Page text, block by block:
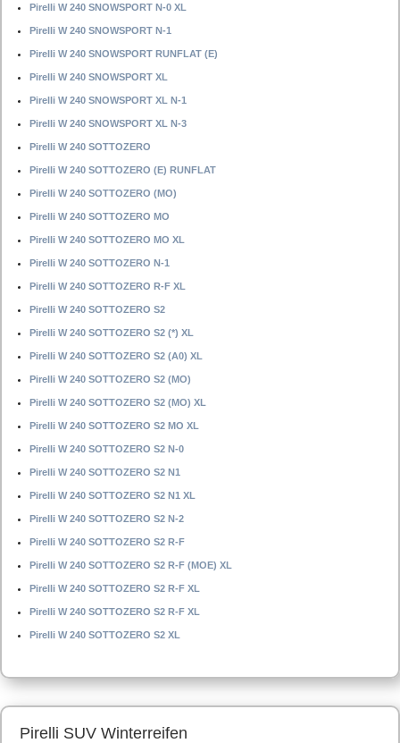
Pirelli W 240 SNOWSPORT N-0 XL
Pirelli W 240 SNOWSPORT N-1
Pirelli W 240 SNOWSPORT RUNFLAT (E)
Pirelli W 240 SNOWSPORT XL
Pirelli W 240 SNOWSPORT XL N-1
Pirelli W 240 SNOWSPORT XL N-3
Pirelli W 240 SOTTOZERO
Pirelli W 240 SOTTOZERO (E) RUNFLAT
Pirelli W 240 SOTTOZERO (MO)
Pirelli W 240 SOTTOZERO MO
Pirelli W 240 SOTTOZERO MO XL
Pirelli W 240 SOTTOZERO N-1
Pirelli W 240 SOTTOZERO R-F XL
Pirelli W 240 SOTTOZERO S2
Pirelli W 240 SOTTOZERO S2 (*) XL
Pirelli W 240 SOTTOZERO S2 (A0) XL
Pirelli W 240 SOTTOZERO S2 (MO)
Pirelli W 240 SOTTOZERO S2 (MO) XL
Pirelli W 240 SOTTOZERO S2 MO XL
Pirelli W 240 SOTTOZERO S2 N-0
Pirelli W 240 SOTTOZERO S2 N1
Pirelli W 240 SOTTOZERO S2 N1 XL
Pirelli W 240 SOTTOZERO S2 N-2
Pirelli W 240 SOTTOZERO S2 R-F
Pirelli W 240 SOTTOZERO S2 R-F (MOE) XL
Pirelli W 240 SOTTOZERO S2 R-F XL
Pirelli W 240 SOTTOZERO S2 R-F XL
Pirelli W 240 SOTTOZERO S2 XL
Pirelli SUV Winterreifen